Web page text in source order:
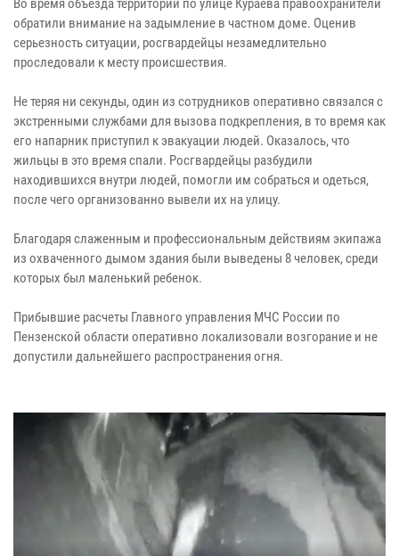
Во время объезда территории по улице Кураева правоохранители
обратили внимание на задымление в частном доме. Оценив
серьезность ситуации, росгвардейцы незамедлительно
проследовали к месту происшествия.
Не теряя ни секунды, один из сотрудников оперативно связался с
экстренными службами для вызова подкрепления, в то время как
его напарник приступил к эвакуации людей. Оказалось, что
жильцы в это время спали. Росгвардейцы разбудили
находившихся внутри людей, помогли им собраться и одеться,
после чего организованно вывели их на улицу.
Благодаря слаженным и профессиональным действиям экипажа
из охваченного дымом здания были выведены 8 человек, среди
которых был маленький ребенок.
Прибывшие расчеты Главного управления МЧС России по
Пензенской области оперативно локализовали возгорание и не
допустили дальнейшего распространения огня.